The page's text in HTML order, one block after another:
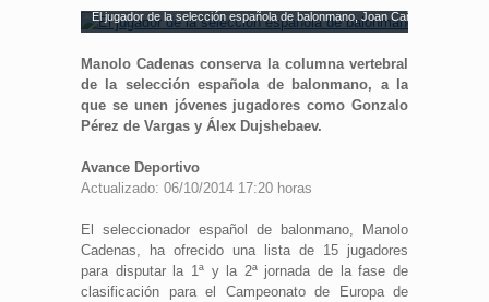
El jugador de la selección española de balonmano, Joan Cañellas,
Manolo Cadenas conserva la columna vertebral
de la selección española de balonmano, a la
que se unen jóvenes jugadores como Gonzalo
Pérez de Vargas y Álex Dujshebaev.
Avance Deportivo
Actualizado: 06/10/2014 17:20 horas
El seleccionador español de balonmano, Manolo
Cadenas, ha ofrecido una lista de 15 jugadores
para disputar la 1ª y la 2ª jornada de la fase de
clasificación para el Campeonato de Europa de